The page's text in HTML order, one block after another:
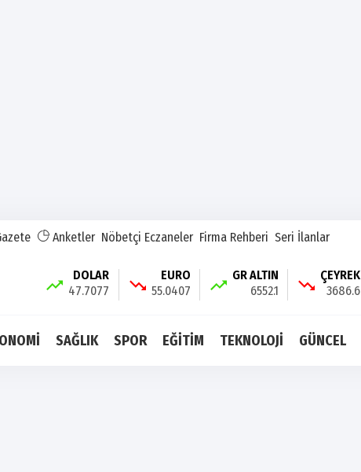
Anketler Nöbetçi Eczaneler Firma Rehberi Seri İlanlar
DOLAR
47.7077
EURO
55.0407
GR ALTIN
6552.1
ÇEYREK
3686.6
SAĞLIK SPOR EĞİTİM TEKNOLOJİ GÜNCEL